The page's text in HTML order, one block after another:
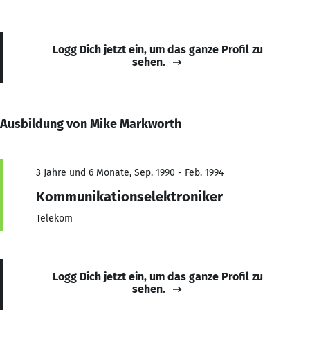
Logg Dich jetzt ein, um das ganze Profil zu
sehen.
Ausbildung von Mike Markworth
3 Jahre und 6 Monate, Sep. 1990 - Feb. 1994
Kommunikationselektroniker
Telekom
Logg Dich jetzt ein, um das ganze Profil zu
sehen.